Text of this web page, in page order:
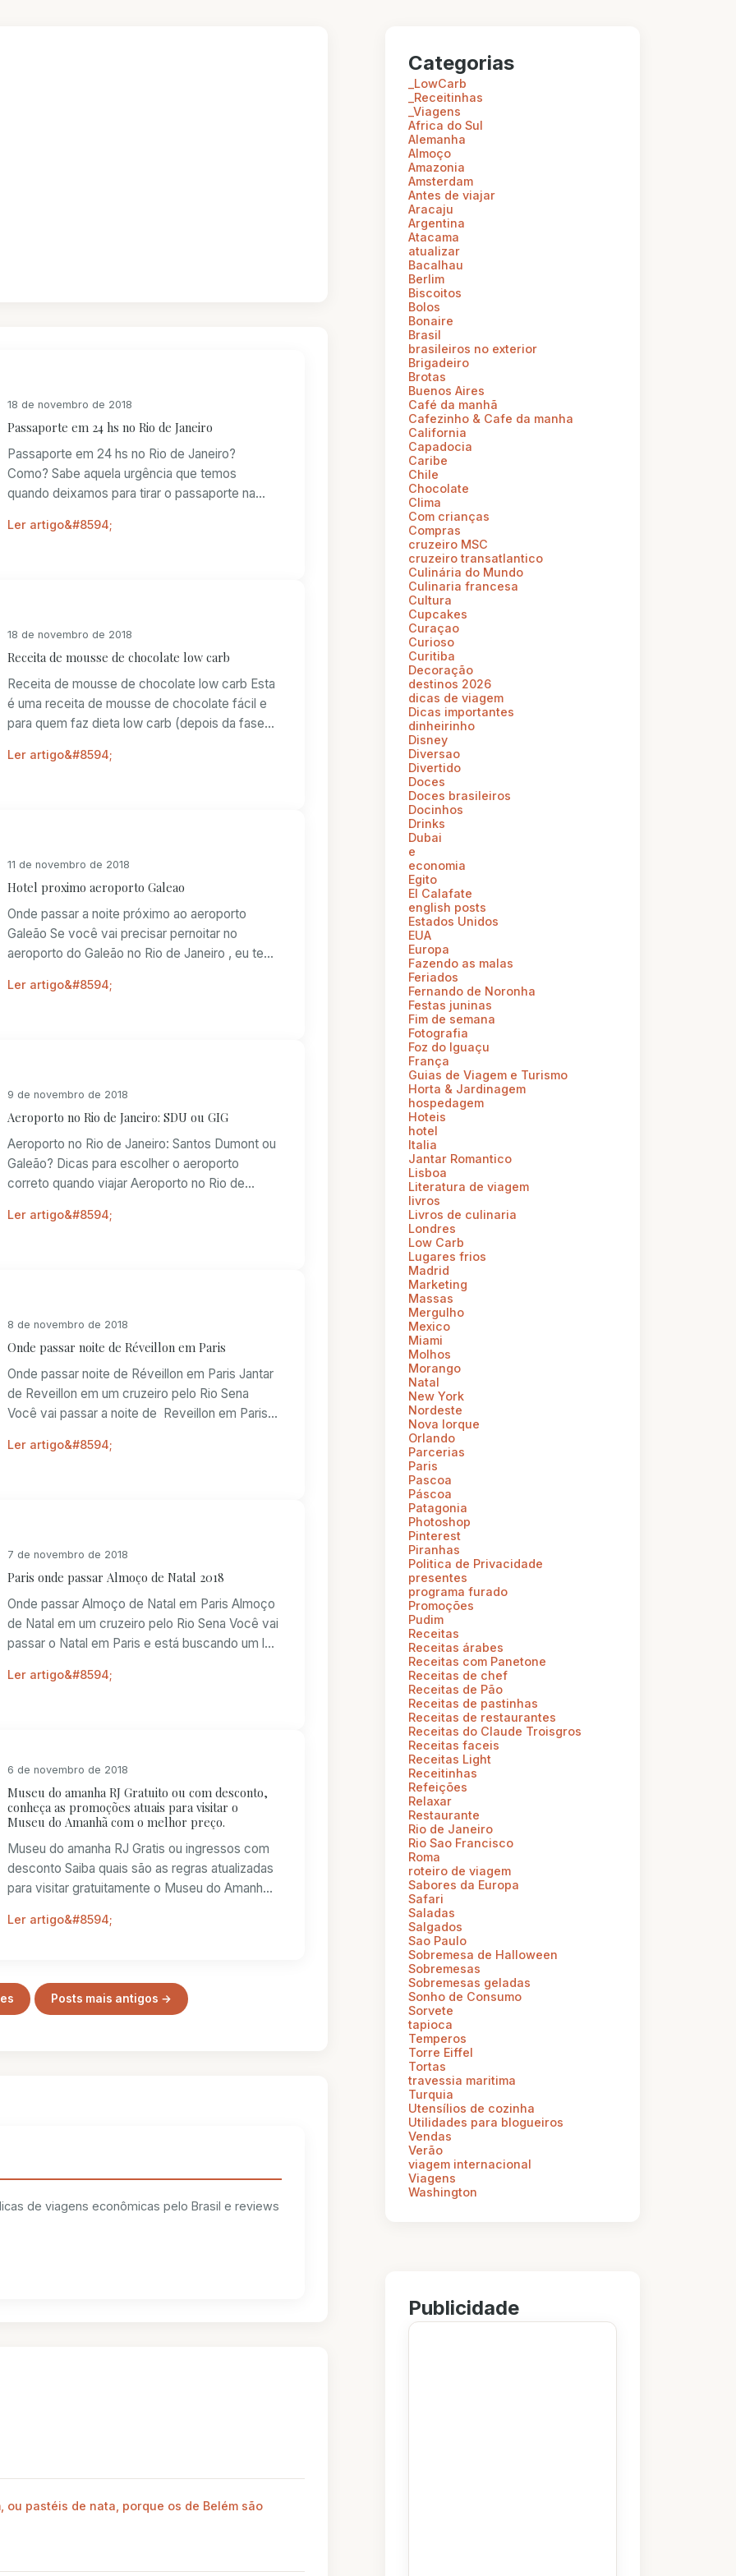
18 de novembro de 2018
Passaporte em 24 hs no Rio de Janeiro
Passaporte em 24 hs no Rio de Janeiro?
Como? Sabe aquela urgência que temos
quando deixamos para tirar o passaporte na
Ler artigo
18 de novembro de 2018
Receita de mousse de chocolate low carb
Receita de mousse de chocolate low carb Esta
é uma receita de mousse de chocolate fácil e
para quem faz dieta low carb (depois da fase
Ler artigo
11 de novembro de 2018
Hotel proximo aeroporto Galeao
Onde passar a noite próximo ao aeroporto
Galeão Se você vai precisar pernoitar no
aeroporto do Galeão no Rio de Janeiro , eu te
Ler artigo
9 de novembro de 2018
Aeroporto no Rio de Janeiro: SDU ou GIG
Aeroporto no Rio de Janeiro: Santos Dumont ou
Galeão? Dicas para escolher o aeroporto
correto quando viajar Aeroporto no Rio de
Ler artigo
8 de novembro de 2018
Onde passar noite de Réveillon em Paris
Onde passar noite de Réveillon em Paris Jantar
de Reveillon em um cruzeiro pelo Rio Sena
Você vai passar a noite de Reveillon em Paris
Ler artigo
7 de novembro de 2018
Paris onde passar Almoço de Natal 2018
Onde passar Almoço de Natal em Paris Almoço
de Natal em um cruzeiro pelo Rio Sena Você vai
passar o Natal em Paris e está buscando um l...
Ler artigo
6 de novembro de 2018
Museu do amanha RJ Gratuito ou com desconto,
conheça as promoções atuais para visitar o
Museu do Amanhã com o melhor preço.
Museu do amanha RJ Gratis ou ingressos com
desconto Saiba quais são as regras atualizadas
para visitar gratuitamente o Museu do Amanhã,
Ler artigo
Posts mais antigos →
de viagens econômicas pelo Brasil e reviews
ou pastéis de nata, porque os de Belém são
Categorias
_LowCarb
_Receitinhas
_Viagens
Africa do Sul
Alemanha
Almoço
Amazonia
Amsterdam
Antes de viajar
Aracaju
Argentina
Atacama
atualizar
Bacalhau
Berlim
Biscoitos
Bolos
Bonaire
Brasil
brasileiros no exterior
Brigadeiro
Brotas
Buenos Aires
Café da manhã
Cafezinho & Cafe da manha
California
Capadocia
Caribe
Chile
Chocolate
Clima
Com crianças
Compras
cruzeiro MSC
cruzeiro transatlantico
Culinária do Mundo
Culinaria francesa
Cultura
Cupcakes
Curaçao
Curioso
Curitiba
Decoração
destinos 2026
dicas de viagem
Dicas importantes
dinheirinho
Disney
Diversao
Divertido
Doces
Doces brasileiros
Docinhos
Drinks
Dubai
e
economia
Egito
El Calafate
english posts
Estados Unidos
EUA
Europa
Fazendo as malas
Feriados
Fernando de Noronha
Festas juninas
Fim de semana
Fotografia
Foz do Iguaçu
França
Guias de Viagem e Turismo
Horta & Jardinagem
hospedagem
Hoteis
hotel
Italia
Jantar Romantico
Lisboa
Literatura de viagem
livros
Livros de culinaria
Londres
Low Carb
Lugares frios
Madrid
Marketing
Massas
Mergulho
Mexico
Miami
Molhos
Morango
Natal
New York
Nordeste
Nova Iorque
Orlando
Parcerias
Paris
Pascoa
Páscoa
Patagonia
Photoshop
Pinterest
Piranhas
Politica de Privacidade
presentes
programa furado
Promoções
Pudim
Receitas
Receitas árabes
Receitas com Panetone
Receitas de chef
Receitas de Pão
Receitas de pastinhas
Receitas de restaurantes
Receitas do Claude Troisgros
Receitas faceis
Receitas Light
Receitinhas
Refeições
Relaxar
Restaurante
Rio de Janeiro
Rio Sao Francisco
Roma
roteiro de viagem
Sabores da Europa
Safari
Saladas
Salgados
Sao Paulo
Sobremesa de Halloween
Sobremesas
Sobremesas geladas
Sonho de Consumo
Sorvete
tapioca
Temperos
Torre Eiffel
Tortas
travessia maritima
Turquia
Utensílios de cozinha
Utilidades para blogueiros
Vendas
Verão
viagem internacional
Viagens
Washington
Publicidade